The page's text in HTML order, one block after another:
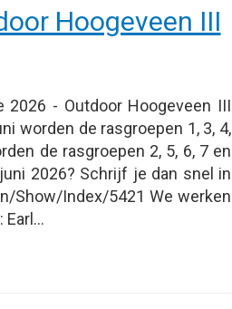
Hoogeveen III
- Outdoor Hoogeveen III
worden de rasgroepen 1, 3, 4,
de rasgroepen 2, 5, 6, 7 en
2026? Schrijf je dan snel in
Show/Index/5421 We werken